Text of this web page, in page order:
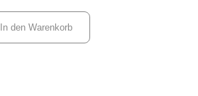
In den Warenkorb